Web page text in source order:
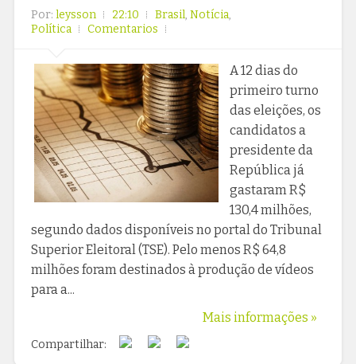
Por: leysson 22:10 Brasil, Notícia,
Política
Comentarios
A 12 dias do
primeiro turno
das eleições, os
candidatos a
presidente da
República já
gastaram R$
130,4 milhões,
segundo dados disponíveis no portal do Tribunal
Superior Eleitoral (TSE). Pelo menos R$ 64,8
milhões foram destinados à produção de vídeos
para a...
Mais informações »
Compartilhar: